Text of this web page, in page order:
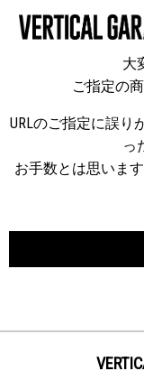
大
ご指定の
URLのご指定に誤り
っ
お手数とは思いま